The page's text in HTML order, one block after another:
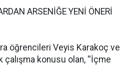
ARSENİĞE YENİ ÖNERİ
öğrencileri Veyis Karakoç ve
çalışma konusu olan, ''İçme